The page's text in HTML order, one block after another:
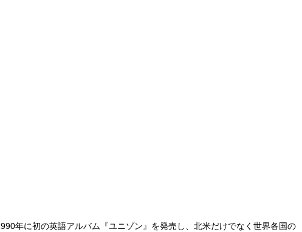
年に初の英語アルバム『ユニゾン』を発売し、北米だけでなく世界各国の